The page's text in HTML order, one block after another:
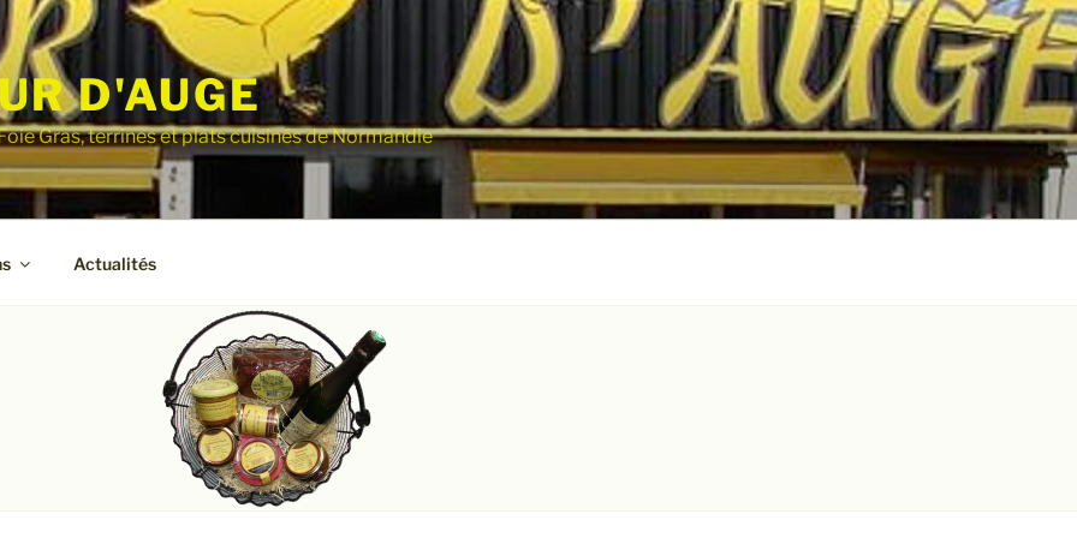
D'AUGE
Gras, terrines et plats cuisinés de Normandie
Actualités